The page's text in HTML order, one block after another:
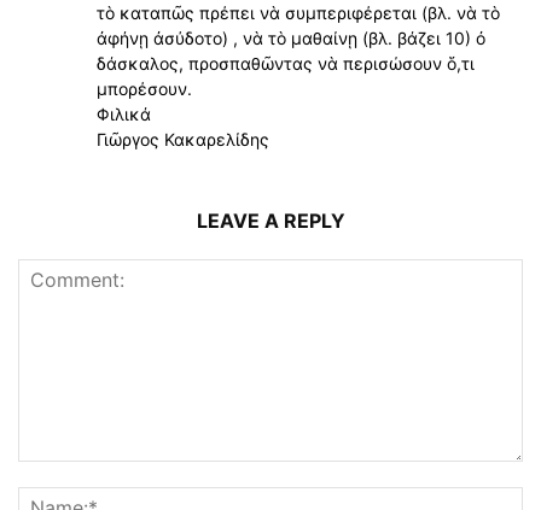
τὸ καταπῶς πρέπει νὰ συμπεριφέρεται (βλ. νὰ τὸ
ἀφήνῃ ἀσύδοτο) , νὰ τὸ μαθαίνῃ (βλ. βάζει 10) ὀ
δάσκαλος, προσπαθῶντας νὰ περισώσουν ὅ,τι
μπορέσουν.
Φιλικά
Γιῶργος Κακαρελίδης
LEAVE A REPLY